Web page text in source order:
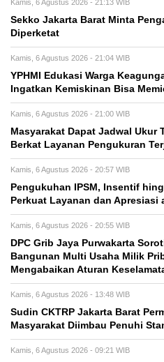
Kamis, 6 Agustus 2026 - 21:13 WIB
Sekko Jakarta Barat Minta
Diperketat
Kamis, 6 Agustus 2026 - 21:04 WIB
YPHMI Edukasi Warga
Ingatkan Kemiskinan Bisa
Kamis, 6 Agustus 2026 - 21:00 WIB
Masyarakat Dapat Jadwal Ukur
Berkat Layanan Pengukuran
Kamis, 6 Agustus 2026 - 20:57 WIB
Pengukuhan IPSM, Insentif
Perkuat Layanan dan Apresiasi
Kamis, 6 Agustus 2026 - 20:55 WIB
DPC Grib Jaya Purwakarta
Bangunan Multi Usaha Milik
Mengabaikan Aturan
Kamis, 6 Agustus 2026 - 13:48 WIB
Sudin CKTRP Jakarta Barat
Masyarakat Diimbau Penuhi
Kamis, 6 Agustus 2026 - 09:21 WIB